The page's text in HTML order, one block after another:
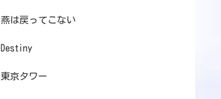
燕は戻ってこない
Destiny
東京タワー